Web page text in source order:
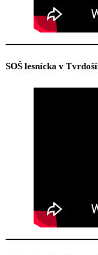
SOŠ lesnícka v